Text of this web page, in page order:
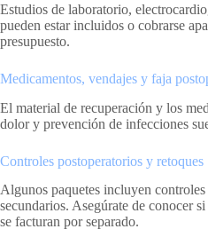
Estudios de laboratorio,
pueden estar incluidos o cobrarse
presupuesto.
Medicamentos, vendajes y faja
El material de recuperación y los
dolor y prevención de infecciones
Controles postoperatorios y retoques
Algunos paquetes incluyen
secundarios. Asegúrate de conocer
se facturan por separado.